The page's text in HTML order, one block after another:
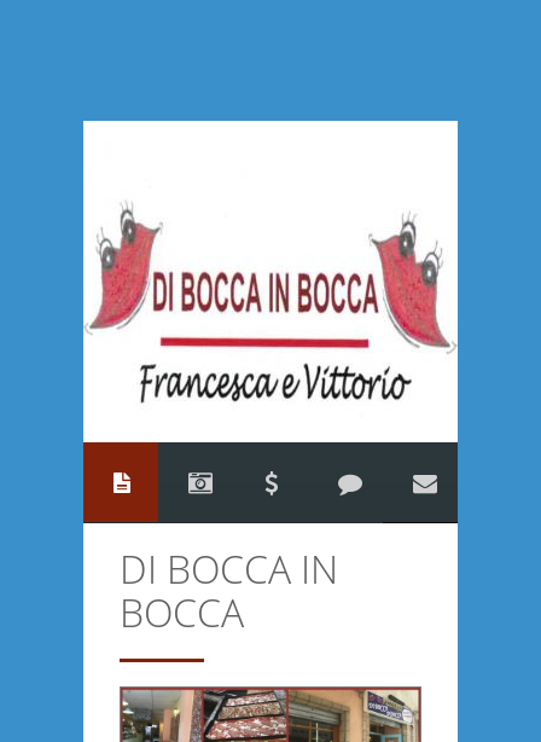
DI BOCCA IN
BOCCA
CONTACTO
Anterior/Siguiente página